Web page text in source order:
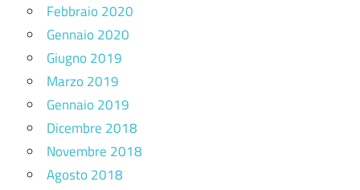
Febbraio 2020
Gennaio 2020
Giugno 2019
Marzo 2019
Gennaio 2019
Dicembre 2018
Novembre 2018
Agosto 2018